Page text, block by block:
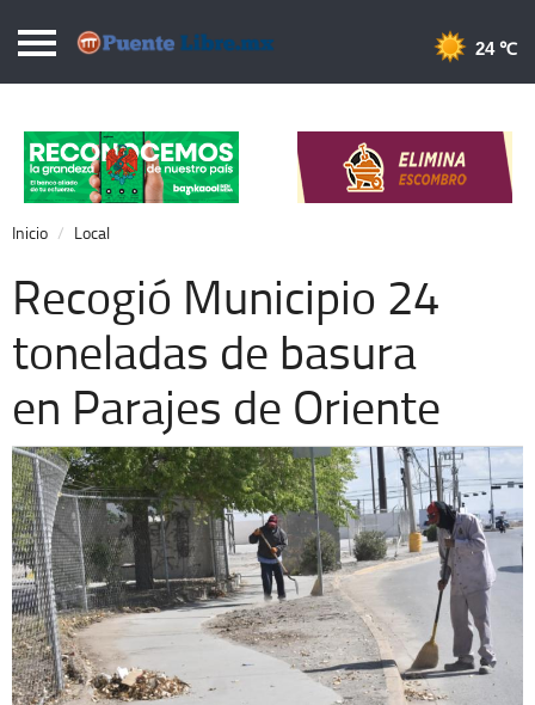
Puentelibre.mx
Local
Nacional
Opinión
Cronos
Economía
Espectáculos
Extra +
24 ℃
Inicio Local
Recogió Municipio 24
toneladas de basura
en Parajes de Oriente